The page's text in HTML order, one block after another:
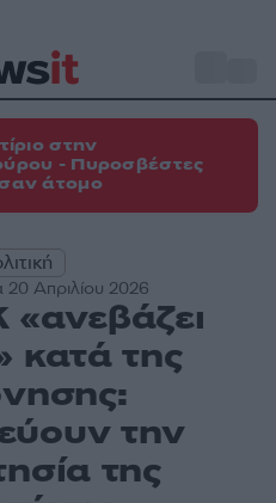
στην
- Πυροσβέστες
άτομο
Απριλίου 2026
κατά της
την
της